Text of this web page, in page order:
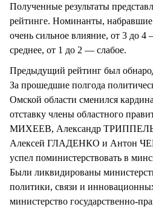
Полученные результаты
рейтинге. Номинанты,
очень сильное влияние, от 3 до
среднее, от 1 до 2 — слабое.
Предыдущий рейтинг был
За прошедшие полгода
Омской области сменился
отставку члены областного
МИХЕЕВ, Александр
Алексей ГЛАДЕНКО и Антон
успел поминистерствовать в
Были ликвидированы
политики, связи и
министерство государственно-